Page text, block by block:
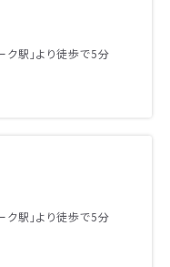
駅」より徒歩で5分
駅」より徒歩で5分